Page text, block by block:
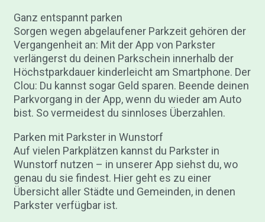
Ganz entspannt parken
Sorgen wegen abgelaufener Parkzeit gehören der
Vergangenheit an: Mit der App von Parkster
verlängerst du deinen Parkschein innerhalb der
Höchstparkdauer kinderleicht am Smartphone. Der
Clou: Du kannst sogar Geld sparen. Beende deinen
Parkvorgang in der App, wenn du wieder am Auto
bist. So vermeidest du sinnloses Überzahlen.
Parken mit Parkster in Wunstorf
Auf vielen Parkplätzen kannst du Parkster in
Wunstorf nutzen – in unserer App siehst du, wo
genau du sie findest. Hier geht es zu einer
Übersicht aller Städte und Gemeinden, in denen
Parkster verfügbar ist.